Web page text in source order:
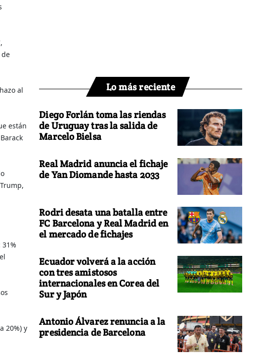
de
al
están
20%) y
Lo más reciente
Diego Forlán toma las riendas
de Uruguay tras la salida de
Marcelo Bielsa
Real Madrid anuncia el fichaje
de Yan Diomande hasta 2033
Rodri desata una batalla entre
FC Barcelona y Real Madrid en
el mercado de fichajes
Ecuador volverá a la acción
con tres amistosos
internacionales en Corea del
Sur y Japón
Antonio Álvarez renuncia a la
presidencia de Barcelona